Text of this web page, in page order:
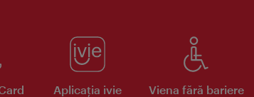
Aplicaţia ivie Viena fără bariere